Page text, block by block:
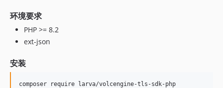
环境要求
PHP >= 8.2
ext-json
安装
composer require larva/volcengine-tls-sdk-php